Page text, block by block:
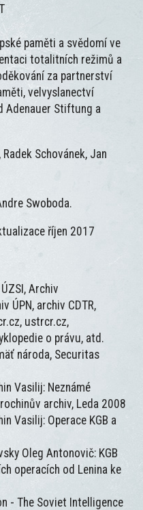
paměti a svědomí ve
totalitních režimů a
za partnerství
velvyslanectví
Adenauer Stiftung a
Schovánek, Jan
Swoboda.
říjen 2017
Archiv
ÚPN, archiv CDTR,
ustrcr.cz,
o právu, atd.
národa, Securitas
Vasilij: Neznámé
archiv, Leda 2008
Vasilij: Operace KGB a
Oleg Antonovič: KGB
operacích od Lenina ke
- The Soviet Intelligence